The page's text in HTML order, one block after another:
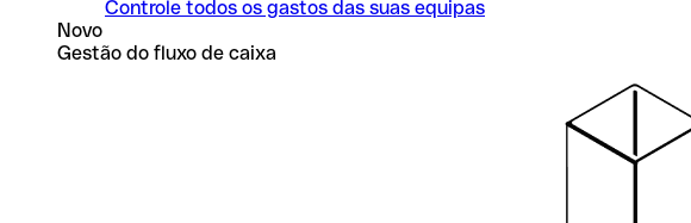
Controle todos os gastos das suas equipas
Novo
Gestão do fluxo de caixa